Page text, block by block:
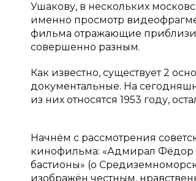
Ушакову, в нескольких
именно просмотр
фильма отражающие
совершенно разным.
Как известно, существует 2
документальные. На
из них относятся 1953 году,
Начнём с рассмотрения
кинофильма: «Адмирал Фёдор
бастионы» (о
изображён честным,